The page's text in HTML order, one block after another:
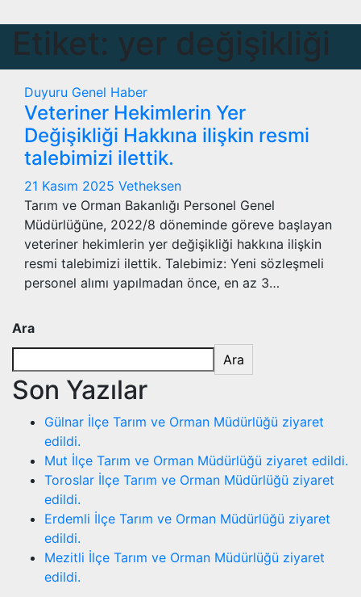
Etiket: yer değişikliği
Duyuru Genel Haber
Veteriner Hekimlerin Yer
Değişikliği Hakkına ilişkin resmi
talebimizi ilettik.
21 Kasım 2025 Vetheksen
Tarım ve Orman Bakanlığı Personel Genel
Müdürlüğüne, 2022/8 döneminde göreve başlayan
veteriner hekimlerin yer değişikliği hakkına ilişkin
resmi talebimizi ilettik. Talebimiz: Yeni sözleşmeli
personel alımı yapılmadan önce, en az 3…
Ara
Ara
Son Yazılar
Gülnar İlçe Tarım ve Orman Müdürlüğü ziyaret
edildi.
Mut İlçe Tarım ve Orman Müdürlüğü ziyaret edildi.
Toroslar İlçe Tarım ve Orman Müdürlüğü ziyaret
edildi.
Erdemli İlçe Tarım ve Orman Müdürlüğü ziyaret
edildi.
Mezitli İlçe Tarım ve Orman Müdürlüğü ziyaret
edildi.